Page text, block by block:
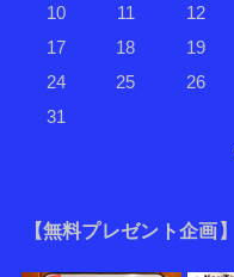
10
11 12
17
18 19
24
25 26
31
【無料プレゼント企画】